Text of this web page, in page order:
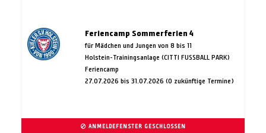
Feriencamp Sommerferien 4
für Mädchen und Jungen von 8 bis 11
Holstein-Trainingsanlage (CITTI FUSSBALL PARK)
Feriencamp
27.07.2026 bis 31.07.2026 (0 zukünftige Termine)
ANMELDEFENSTER GESCHLOSSEN